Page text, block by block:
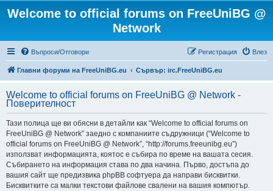
Welcome to official forums on FreeUniBG @
Network
Въпроси/Отговори Влез
Регистрация
Главни форуми на FreeUniBG.eu Сървър: irc.FreeUniBG.eu
Welcome to official forums on FreeUniBG @ Network -
Поверителност
Тази полица ще ви обясни в детайли как “Welcome to official forums on
FreeUniBG @ Network” заедно с компаниите съдружници (“Welcome to
official forums on FreeUniBG @ Network”, “http://forums.freeunibg.eu”)
използват информацията, коятос е събира по време на вашата сесия.
Събирането на информация става по два начина. Първо, достъпа до
вашия сайт ще предизвика phpBB софтуера да направи бисквитки.
Бисквитките са малки текстови файлове свалени на вашия компютър.